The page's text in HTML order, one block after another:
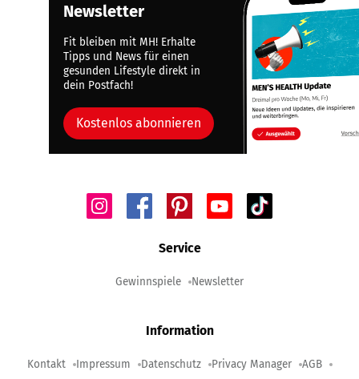
Newsletter
Fit bleiben mit MH! Erhalte
Tipps und News für einen
gesunden Lifestyle direkt in
dein Postfach!
Kostenlos abonnieren
Service
Gewinnspiele Newsletter
Information
Kontakt Impressum Datenschutz Privacy Manager AGB